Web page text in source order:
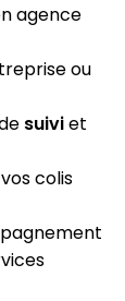
agence
ou
suiviet
colis